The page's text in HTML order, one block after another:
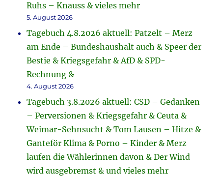
Ruhs – Knauss & vieles mehr
5. August 2026
Tagebuch 4.8.2026 aktuell: Patzelt – Merz
am Ende – Bundeshaushalt auch & Speer der
Bestie & Kriegsgefahr & AfD & SPD-
Rechnung &
4. August 2026
Tagebuch 3.8.2026 aktuell: CSD – Gedanken
– Perversionen & Kriegsgefahr & Ceuta &
Weimar-Sehnsucht & Tom Lausen – Hitze &
Ganteför Klima & Porno – Kinder & Merz
laufen die Wählerinnen davon & Der Wind
wird ausgebremst & und vieles mehr